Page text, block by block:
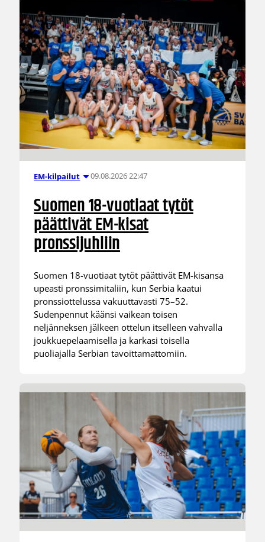
EM-kilpailut 09.08.2026 22:47
Suomen 18-vuotiaat tytöt
päättivät EM-kisat
pronssijuhliin
Suomen 18-vuotiaat tytöt päättivät EM-kisansa
upeasti pronssimitaliin, kun Serbia kaatui
pronssiottelussa vakuuttavasti 75–52.
Sudenpennut käänsi vaikean toisen
neljänneksen jälkeen ottelun itselleen vahvalla
joukkuepelaamisella ja karkasi toisella
puoliajalla Serbian tavoittamattomiin.